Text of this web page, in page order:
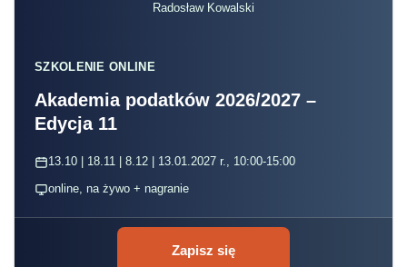
Radosław Kowalski
SZKOLENIE ONLINE
Akademia podatków 2026/2027 –
Edycja 11
13.10 | 18.11 | 8.12 | 13.01.2027 r., 10:00-15:00
online, na żywo + nagranie
Zapisz się